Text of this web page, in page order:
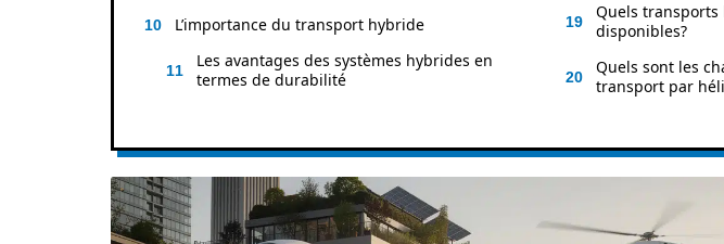
L’importance du transport hybride
Les avantages des systèmes hybrides en
termes de durabilité
Quels
disponibles?
Quels sont les
transport par